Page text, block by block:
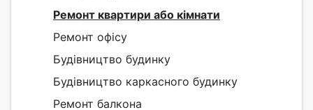
Ремонт квартири або кімнати
Ремонт офісу
Будівництво будинку
Будівництво каркасного будинку
Ремонт балкона